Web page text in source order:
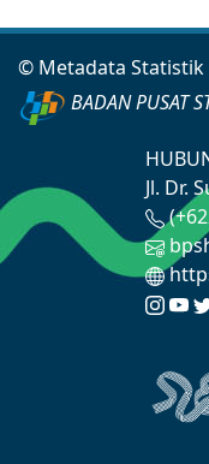
© Metadata Statistik
BADAN PUSAT
Jl. Dr.